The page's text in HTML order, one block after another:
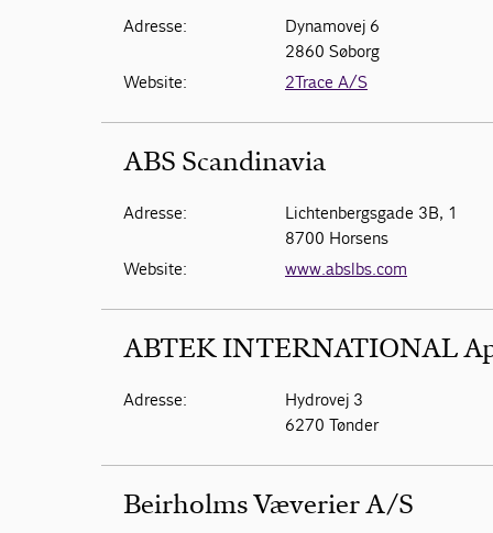
Adresse:
Dynamovej 6
2860 Søborg
Website:
2Trace A/S
ABS Scandinavia
Adresse:
Lichtenbergsgade 3B, 1
8700 Horsens
Website:
www.abslbs.com
ABTEK INTERNATIONAL
Adresse:
Hydrovej 3
6270 Tønder
Beirholms Væverier A/S